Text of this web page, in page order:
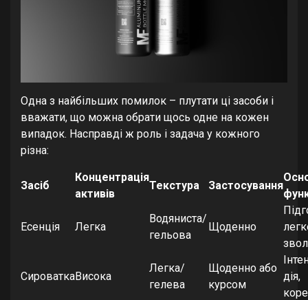
Одна з найбільших помилок – плутати ці засоби і
вважати, що можна обрати щось одне на кожен
випадок. Насправді ж роль і задача у кожного
різна:
Засіб
Концентрація
активів
Текстура Застосування
Есенція Легка
Водяниста/
гельова
Щоденно
СироваткаВисока
Легка/
гелева
Щоденно або
курсом
дія,